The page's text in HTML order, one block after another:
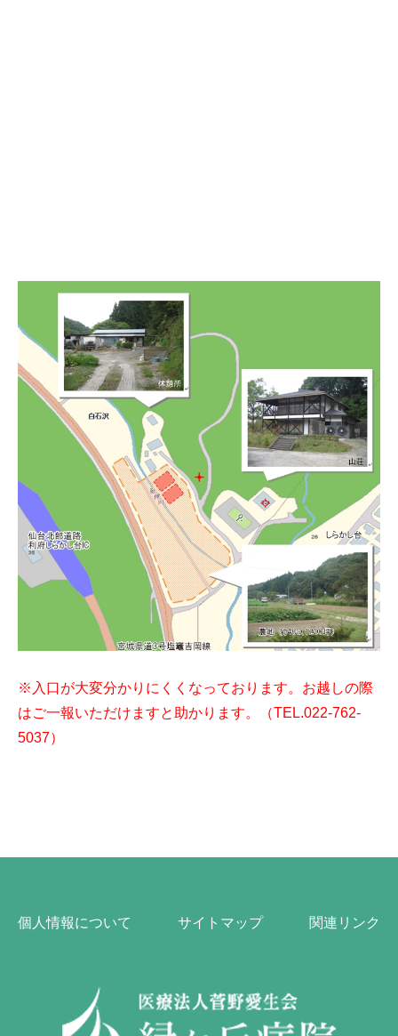
※入口が大変分かりにくくなっております。お越しの際
はご一報いただけますと助かります。（TEL.022-762-
5037）
個人情報について サイトマップ 関連リンク